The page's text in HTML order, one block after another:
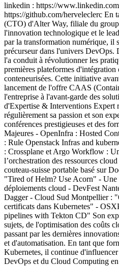
linkedin : https://
https://github.com/herveleclerc En
(CTO) d'Alter Way, filiale du
l'innovation technologique et le
par la transformation numérique, il
précurseur dans l'univers DevOps.
l'a conduit à révolutionner les
premières plateformes d'intégration
conteneurisées. Cette initiative
lancement de l'offre CAAS
l'entreprise à l'avant-garde des
d'Expertise & Interventions Expert
régulièrement sa passion et son
conférences prestigieuses et des
Majeures - OpenInfra : Hosted
: Rule Openstack Infras and
: Crossplane et Argo Workflow :
l’orchestration des ressources
couteau-suisse portable basé sur
"Tired of Helm? Use Acorn" - Une
déploiements cloud - DevFest
Dagger - Cloud Sud Montpellier :
certificats dans Kubernetes" -
pipelines with Tekton CD" Son
sujets, de l'optimisation des coûts
passant par les dernières
et d'automatisation. En tant que
Kubernetes, il continue
DevOps et du Cloud Computing